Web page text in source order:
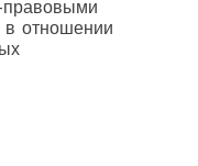
в отношении